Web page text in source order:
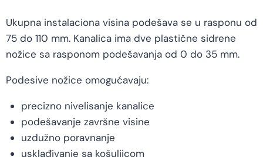
Ukupna instalaciona visina podešava se u rasponu od
75 do 110 mm. Kanalica ima dve plastične sidrene
nožice sa rasponom podešavanja od 0 do 35 mm.
Podesive nožice omogućavaju:
precizno nivelisanje kanalice
podešavanje završne visine
uzdužno poravnanje
usklađivanje sa košuljicom